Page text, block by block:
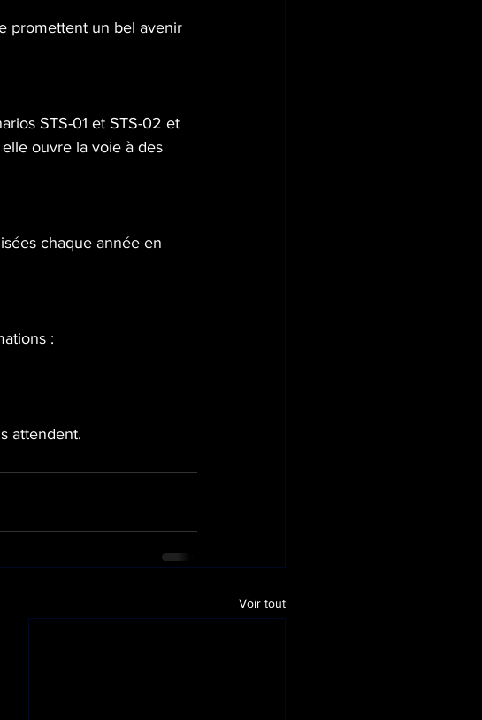
promettent un bel avenir
STS-01 et STS-02 et
ouvre la voie à des
chaque année en
:
attendent.
Voir tout